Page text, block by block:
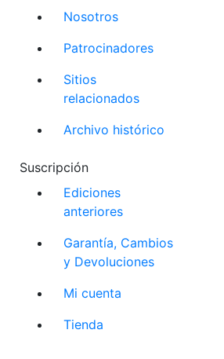
Nosotros
Patrocinadores
Sitios
relacionados
Archivo histórico
Suscripción
Ediciones
anteriores
Garantía, Cambios
y Devoluciones
Mi cuenta
Tienda